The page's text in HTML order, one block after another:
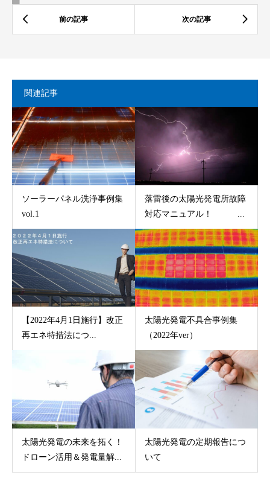
関連記事
ソーラーパネル洗浄事例集
vol.1
落雷後の太陽光発電所故障
対応マニュアル！ ...
【2022年4月1日施行】改正
再エネ特措法につ...
太陽光発電不具合事例集
（2022年ver）
太陽光発電の未来を拓く！
ドローン活用＆発電量解...
太陽光発電の定期報告につ
いて